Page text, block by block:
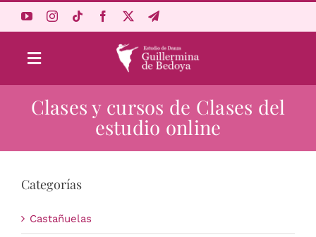
Toggle
Navigation
Aprende Online
Estudio
Clases y cursos de Clases del
estudio online
Categorías
Castañuelas